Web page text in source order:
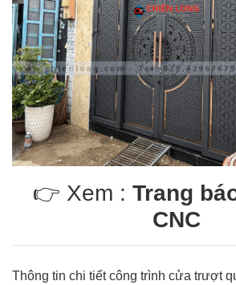
👉 Xem : Trang
CNC
Thông tin chi tiết công trình cửa trượt